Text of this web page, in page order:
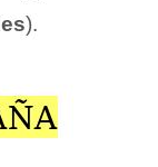
).